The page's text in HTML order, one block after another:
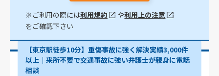
※ご利用の際には利用規約 や利用上の注意
をご確認下さい
【東京駅徒歩10分】重傷事故に強く解決実績3,000件
以上│来所不要で交通事故に強い弁護士が親身に電話
相談